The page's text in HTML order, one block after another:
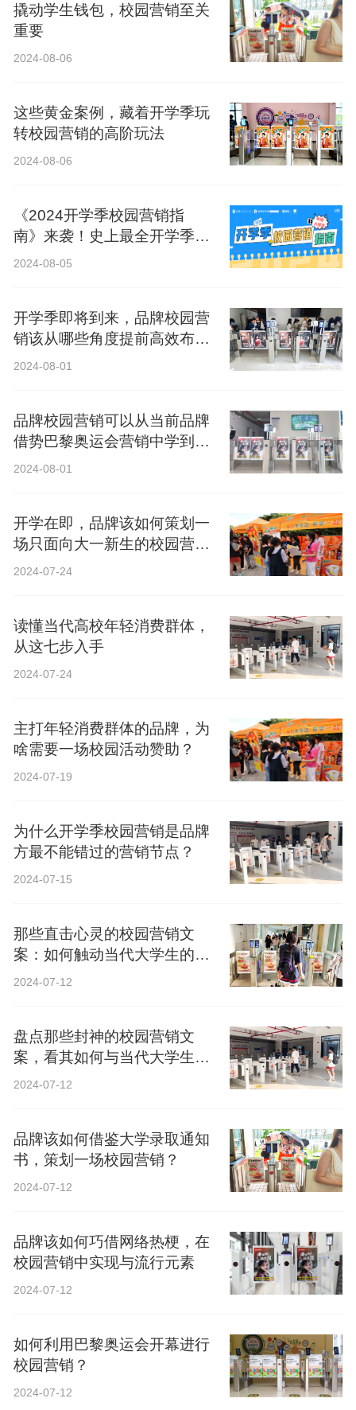
撬动学生钱包，校园营销至关
重要
2024-08-06
这些黄金案例，藏着开学季玩
转校园营销的高阶玩法
2024-08-06
《2024开学季校园营销指
南》来袭！史上最全开学季营
销攻略！
2024-08-05
开学季即将到来，品牌校园营
销该从哪些角度提前高效布
局？
2024-08-01
品牌校园营销可以从当前品牌
借势巴黎奥运会营销中学到什
么？
2024-08-01
开学在即，品牌该如何策划一
场只面向大一新生的校园营
销？
2024-07-24
读懂当代高校年轻消费群体，
从这七步入手
2024-07-24
主打年轻消费群体的品牌，为
啥需要一场校园活动赞助？
2024-07-19
为什么开学季校园营销是品牌
方最不能错过的营销节点？
2024-07-15
那些直击心灵的校园营销文
案：如何触动当代大学生的心
弦？
2024-07-12
盘点那些封神的校园营销文
案，看其如何与当代大学生精
神共鸣？
2024-07-12
品牌该如何借鉴大学录取通知
书，策划一场校园营销？
2024-07-12
品牌该如何巧借网络热梗，在
校园营销中实现与流行元素
2024-07-12
如何利用巴黎奥运会开幕进行
校园营销？
2024-07-12